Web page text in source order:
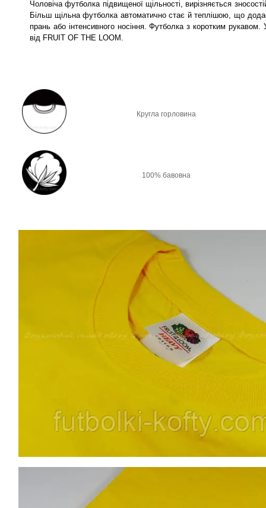
Чоловіча футболка підвищеної щільності, вирізняється
Більш щільна футболка автоматично стає й теплішою, що
прань або інтенсивного носіння. Футболка з коротким
від FRUIT OF THE LOOM.
Кругла горловина
100% бавовна